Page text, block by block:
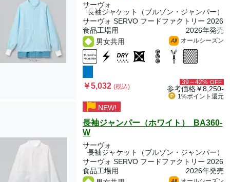
サーヴォ
長袖ジャケット（ブルゾン・ジャンパー）
サーヴォ SERVO フードファクトリー 2026
食品工場用
2026年発売
男女共用
All オールシーズン
￥5,032(税込)
39～42% OFF
参考価格￥8,250-
1%ポイント 還元
NEW!
長袖ジャンパー（ホワイト） BA360-
W
サーヴォ
長袖ジャケット（ブルゾン・ジャンパー）
サーヴォ SERVO フードファクトリー 2026
食品工場用
2026年発売